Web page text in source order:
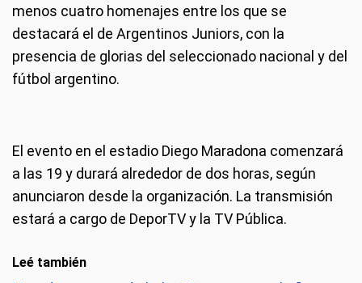
menos cuatro homenajes entre los que se
destacará el de Argentinos Juniors, con la
presencia de glorias del seleccionado nacional y del
fútbol argentino.
El evento en el estadio Diego Maradona comenzará
a las 19 y durará alrededor de dos horas, según
anunciaron desde la organización. La transmisión
estará a cargo de DeporTV y la TV Pública.
Leé también